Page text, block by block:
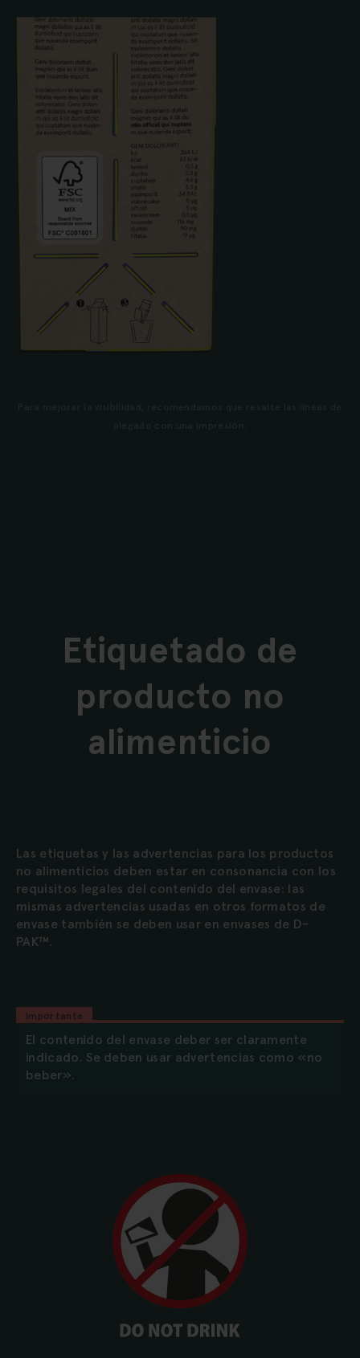
Etiquetado de
producto no
alimenticio
Las etiquetas y las advertencias para los productos
no alimenticios deben estar en consonancia con los
requisitos legales del contenido del envase: las
mismas advertencias usadas en otros formatos de
envase también se deben usar en envases de D-
PAK™.
Importante
El contenido del envase deber ser claramente
indicado. Se deben usar advertencias como «no
beber».